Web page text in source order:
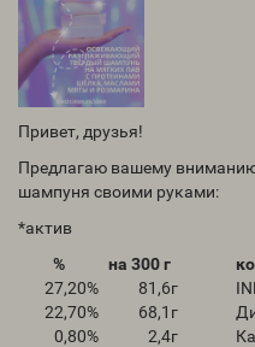
Привет, друзья!
Предлагаю вашему
шампуня своими руками:
*актив
%
на 300 г
27,20%
81,6г
22,70%
68,1 г
0,80%
2,4г